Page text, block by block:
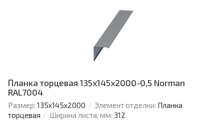
Планка торцевая 135х145х2000-0,5 Norman
RAL7004
Размер: 135х145х2000 Элемент отделки: Планка
торцевая
Ширина листа, мм: 312